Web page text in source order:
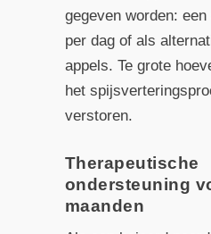
gegeven worden:
per dag of als
appels. Te grote
het
verstoren.
Therapeutische
ondersteuning
maanden